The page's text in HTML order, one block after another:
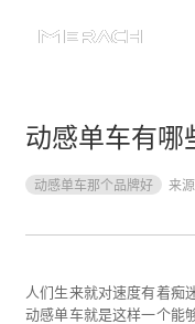
动感单车有哪
动感单车那个品牌好 来源
人们生来就对速度有着痴
动感单车就是这样一个能